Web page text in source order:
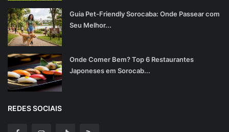
Guia Pet-Friendly Sorocaba: Onde Passear com
Seu Melhor...
Onde Comer Bem? Top 6 Restaurantes
Japoneses em Sorocab...
REDES SOCIAIS